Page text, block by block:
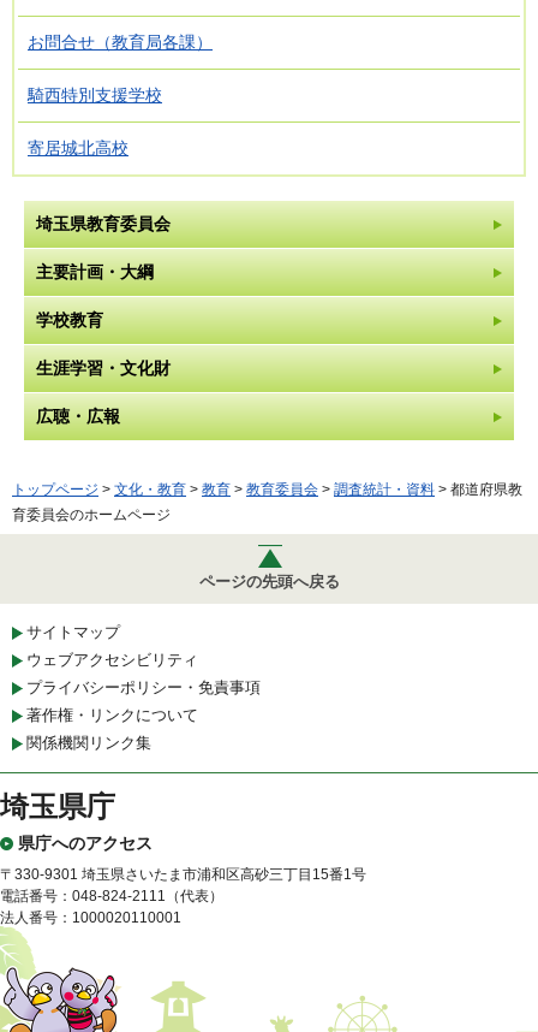
お問合せ（教育局各課）
騎西特別支援学校
寄居城北高校
埼玉県教育委員会
主要計画・大綱
学校教育
生涯学習・文化財
広聴・広報
トップページ > 文化・教育 > 教育 > 教育委員会 > 調査統計・資料 > 都道府県教
育委員会のホームページ
ページの先頭へ戻る
サイトマップ
ウェブアクセシビリティ
プライバシーポリシー・免責事項
著作権・リンクについて
関係機関リンク集
埼玉県庁
県庁へのアクセス
〒330-9301 埼玉県さいたま市浦和区高砂三丁目15番1号
電話番号：048-824-2111（代表）
法人番号：1000020110001